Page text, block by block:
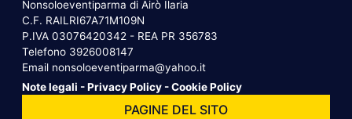
Nonsoloeventiparma di Airò Ilaria
C.F. RAILRI67A71M109N
P.IVA 03076420342 - REA PR 356783
Telefono 3926008147
Email nonsoloeventiparma@yahoo.it
Note legali -Privacy Policy -Cookie Policy
PAGINE DEL SITO